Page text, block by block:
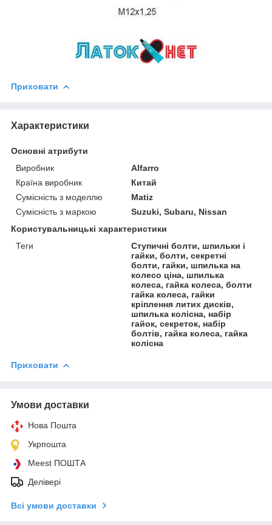
Приховати
Характеристики
Основні атрибути
Виробник
Alfarro
Країна виробник
Китай
Сумісність з моделлю
Matiz
Сумісність з маркою
Suzuki, Subaru, Nissan
Користувальницькі характеристики
Теги
Ступичні болти, шпильки і
гайки, болти, секретні
болти, гайки, шпилька на
колесо ціна, шпилька
колеса, гайка колеса, болти
гайка колеса, гайки
кріплення литих дисків,
шпилька колісна, набір
гайок, секреток, набір
болтів, гайка колеса, гайка
колісна
Приховати
Умови доставки
Нова Пошта
Укрпошта
Meest ПОШТА
Делівері
Всі умови доставки